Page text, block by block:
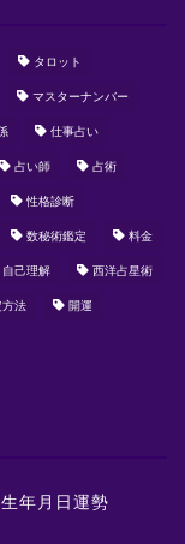
タロット
マスターナンバー
仕事占い
占い師 占術
性格診断
数秘術鑑定 料金
自己理解 西洋占星術
方法 開運
年月日運勢